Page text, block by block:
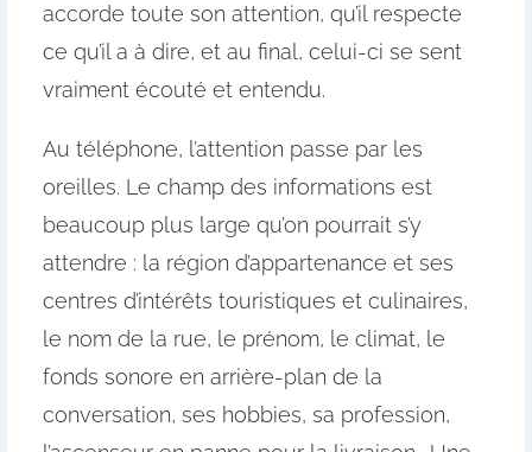
accorde toute son attention, qu’il respecte
ce qu’il a à dire, et au final, celui-ci se sent
vraiment écouté et entendu.
Au téléphone, l’attention passe par les
oreilles. Le champ des informations est
beaucoup plus large qu’on pourrait s’y
attendre : la région d’appartenance et ses
centres d’intérêts touristiques et culinaires,
le nom de la rue, le prénom, le climat, le
fonds sonore en arrière-plan de la
conversation, ses hobbies, sa profession,